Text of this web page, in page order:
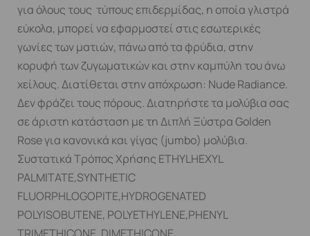
για όλους τους τύπους επιδερμίδας, η οποία γλιστρά
εύκολα, μπορεί να εφαρμοστεί στις εσωτερικές
γωνίες των ματιών, πάνω από τα φρύδια, στην
κορυφή των ζυγωματικών και στην καμπύλη του άνω
χείλους. Διατίθεται στην απόχρωση: Nude Radiance.
Δεν φράζει τους πόρους. Διατηρήστε τα μολύβια σας
σε άριστη κατάσταση με τη Διπλή Ξύστρα Golden
Rose για κανονικά και γίγας (jumbo) μολύβια.
Συστατικά Τρόπος Χρήσης ETHYLHEXYL
PALMITATE,SYNTHETIC
FLUORPHLOGOPITE,HYDROGENATED
POLYISOBUTENE, POLYETHYLENE,PHENYL